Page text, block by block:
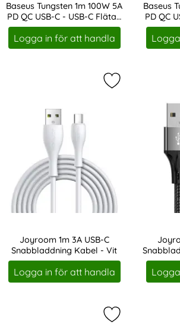
Baseus Tungsten 1m 100W 5A
PD QC USB-C - USB-C Flätad
Nylon Kabel - Svart
Art. nr 14638
Logga in för att handla
Baseus
PD QC
Art. nr
Joyroom 1m 3A USB-C
Snabbladdning Kabel - Vit
Art. nr 19304
Logga in för att handla
Markera
Art. nr
Markera